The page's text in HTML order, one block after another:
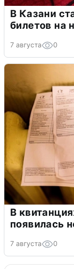
В Казани
билетов на
7 августа 0
В
появилась
7 августа 0